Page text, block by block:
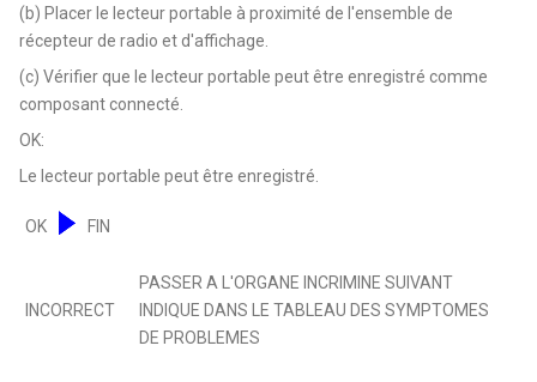
(b) Placer le lecteur portable à proximité de l'ensemble de
récepteur de radio et d'affichage.
(c) Vérifier que le lecteur portable peut être enregistré comme
composant connecté.
OK:
Le lecteur portable peut être enregistré.
OK FIN
INCORRECT
PASSER A L'ORGANE INCRIMINE SUIVANT
INDIQUE DANS LE TABLEAU DES SYMPTOMES
DE PROBLEMES